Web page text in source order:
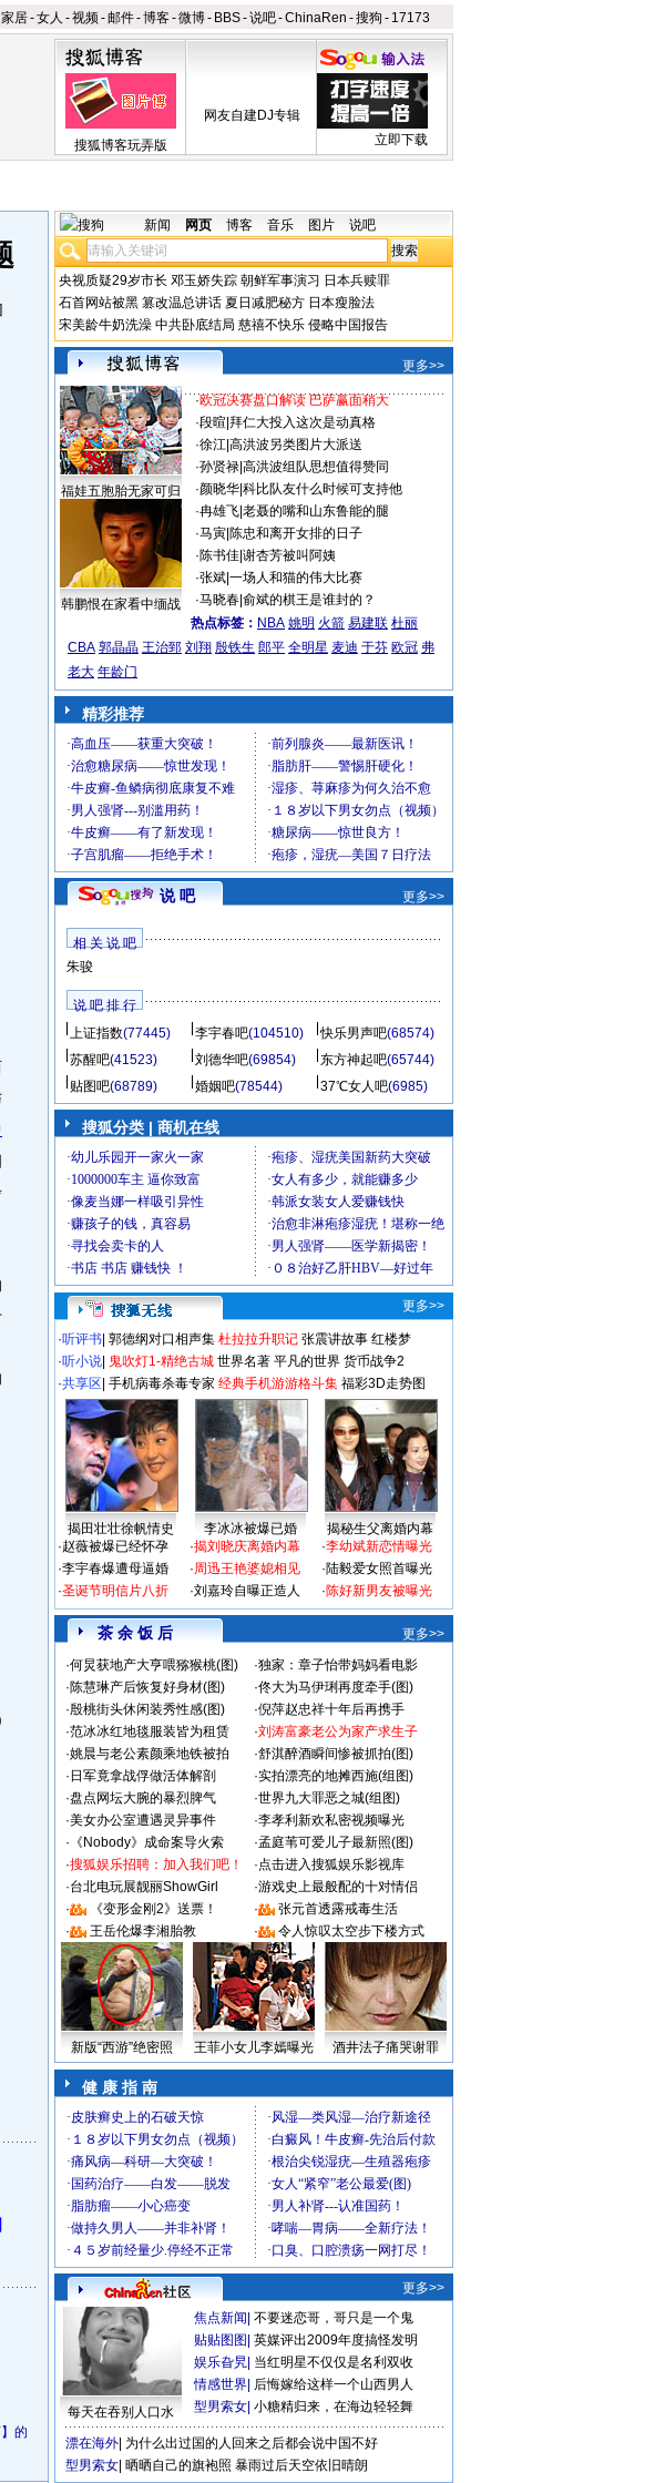
家居-女人 -视频-邮件-博客-微博- BBS-说吧-ChinaRen -搜狗 - 17173
搜狐博客玩弄版
网友自建DJ专辑
立即下载
]
的
新闻 网页 博客 音乐 图片 说吧
央视质疑29岁市长 邓玉娇失踪 朝鲜军事演习 日本兵赎罪
石首网站被黑 篡改温总讲话 夏日减肥秘方 日本瘦脸法
宋美龄牛奶洗澡 中共卧底结局 慈禧不快乐 侵略中国报告
更多>>
福娃五胞胎无家可归
韩鹏恨在家看中缅战
·欧冠决赛盘口解读 巴萨赢面稍大
·段暄 拜仁大投入这次是动真格
·徐江| 高洪波另类图片大派送
·孙贤禄| 高洪波组队思想值得赞同
·颜晓华| 科比队友什么时候可支持他
·冉雄飞| 老聂的嘴和山东鲁能的腿
·马寅| 陈忠和离开女排的日子
·陈书佳| 谢杏芳被叫阿姨
·张斌| 一场人和猫的伟大比赛
·马晓春| 俞斌的棋王是谁封的？
热点标签： NBA 姚明 火箭 易建联 杜丽
CBA 郭晶晶 王治郅 刘翔 殷铁生 郎平 全明星 麦迪 于芬 欧冠 弗
老大 年龄门
精彩推荐
说 吧 更多>>
相 关 说 吧
朱骏
说 吧 排 行
上证指数(77445) 李宇春吧(104510) 快乐男声吧(68574)
苏醒吧(41523) 刘德华吧(69854) 东方神起吧(65744)
贴图吧(68789) 婚姻吧(78544) 37℃女人吧(6985)
搜狐分类 | 商机在线
更多>>
·听评书 郭德纲对口相声集 杜拉拉升职记 张震讲故事 红楼梦
·听小说 鬼吹灯1-精绝古城 世界名著 平凡的世界 货币战争2
·共享区 手机病毒杀毒专家 经典手机游游格斗集 福彩3D走势图
揭田壮壮徐帆情史 李冰冰被爆已婚
揭秘生父离婚内幕
·赵薇被爆已经怀孕
·李宇春爆遭母逼婚
·圣诞节明信片八折
·揭刘晓庆离婚内幕
·周迅王艳婆媳相见
·刘嘉玲自曝正造人
·李幼斌新恋情曝光
·陆毅爱女照首曝光
·陈好新男友被曝光
茶 余 饭 后
更多>>
·何炅获地产大亨喂猕猴桃(图) ·独家：章子怡带妈妈看电影
·陈慧琳产后恢复好身材(图) ·佟大为马伊琍再度牵手(图)
·殷桃街头休闲装秀性感(图) ·倪萍赵忠祥十年后再携手
·范冰冰红地毯服装皆为租赁 ·刘涛富豪老公为家产求生子
·姚晨与老公素颜乘地铁被拍 ·舒淇醉酒瞬间惨被抓拍(图)
· 日军竟拿战俘做活体解剖 ·实拍漂亮的地摊西施(组图)
·盘点网坛大腕的暴烈脾气 ·世界九大罪恶之城(组图)
·美女办公室遭遇灵异事件 ·李孝利新欢私密视频曝光
· 《Nobody》成命案导火索 ·孟庭苇可爱儿子最新照(图)
·搜狐娱乐招聘：加入我们吧！ ·点击进入搜狐娱乐影视库
·台北电玩展靓丽ShowGirl ·游戏史上最般配的十对情侣
·
《变形金刚2》送票！ ·
张元首透露戒毒生活
·
王岳伦爆李湘胎教 · 令人惊叹太空步下楼方式
新版“西游”绝密照 王菲小女儿李嫣曝光 酒井法子痛哭谢罪
健 康 指 南
更多>>
每天在吞别人口水
焦点新闻 不要迷恋哥，哥只是一个鬼
贴贴图图 英媒评出2009年度搞怪发明
娱乐旮旯 当红明星不仅仅是名利双收
情感世界 后悔嫁给这样一个山西男人
型男索女 小糖精归来，在海边轻轻舞
漂在海外 为什么出过国的人回来之后都会说中国不好
型男索女 晒晒自己的旗袍照 暴雨过后天空依旧晴朗